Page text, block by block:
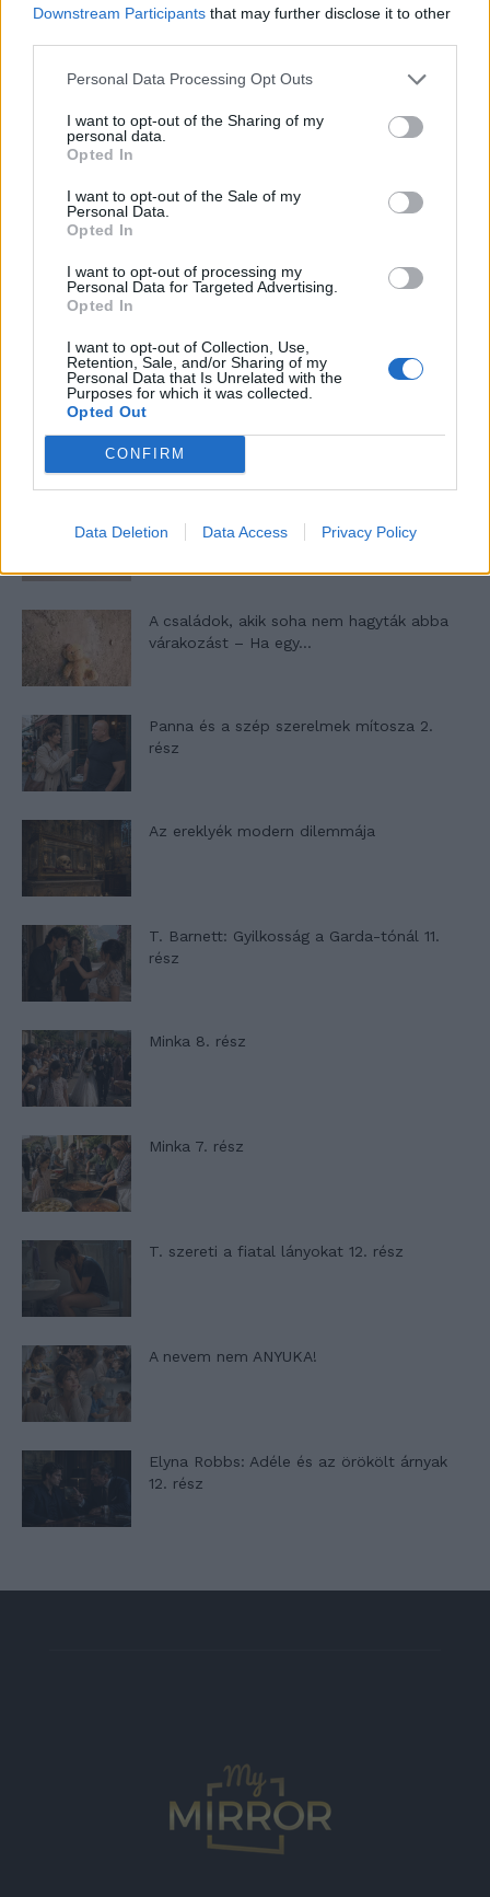
Downstream Participants that may further disclose it to other
Personal Data Processing Opt Outs
I want to opt-out of the Sharing of my
personal data.
Opted In
I want to opt-out of the Sale of my
Personal Data.
Opted In
I want to opt-out of processing my
Personal Data for Targeted Advertising.
Opted In
I want to opt-out of Collection, Use,
Retention, Sale, and/or Sharing of my
Personal Data that Is Unrelated with the
Purposes for which it was collected.
Opted Out
CONFIRM
Data Deletion Data Access Privacy Policy
Minka 9. rész
a hétköznapokban
nyílik – Villa...
A családok, akik soha nem hagyták abba
várakozást – Ha egy...
Panna és a szép szerelmek mítosza 2.
rész
Az ereklyék modern dilemmája
T. Barnett: Gyilkosság a Garda-tónál 11.
rész
Minka 8. rész
Minka 7. rész
T. szereti a fiatal lányokat 12. rész
A nevem nem ANYUKA!
Elyna Robbs: Adéle és az örökölt árnyak
12. rész